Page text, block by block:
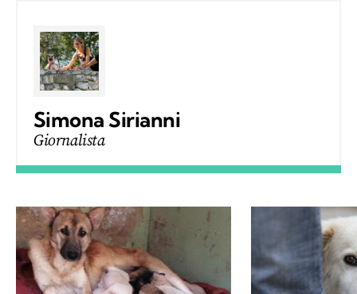
Simona Sirianni
Giornalista